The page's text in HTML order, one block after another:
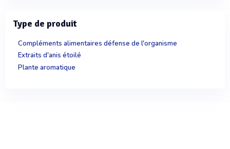
Type de produit
Compléments alimentaires défense de l'organisme
Extraits d'anis étoilé
Plante aromatique